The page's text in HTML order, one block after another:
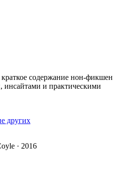
содержание нон-фикшен
и практическими
других
· 2016